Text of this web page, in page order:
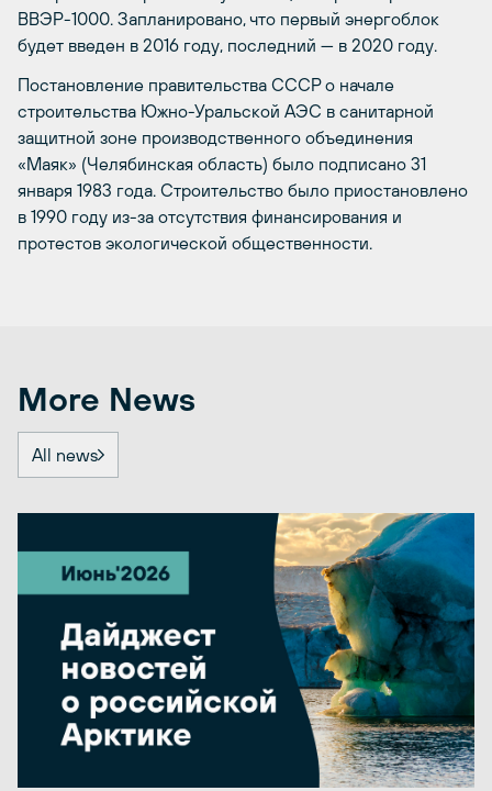
ВВЭР-1000. Запланировано, что первый энергоблок
будет введен в 2016 году, последний — в 2020 году.
Постановление правительства СССР о начале
строительства Южно-Уральской АЭС в санитарной
защитной зоне производственного объединения
«Маяк» (Челябинская область) было подписано 31
января 1983 года. Строительство было приостановлено
в 1990 году из-за отсутствия финансирования и
протестов экологической общественности.
More News
All news